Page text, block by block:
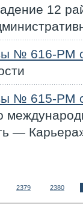
12
№ 616-РМ
№ 615-РМ
—
2379 2380